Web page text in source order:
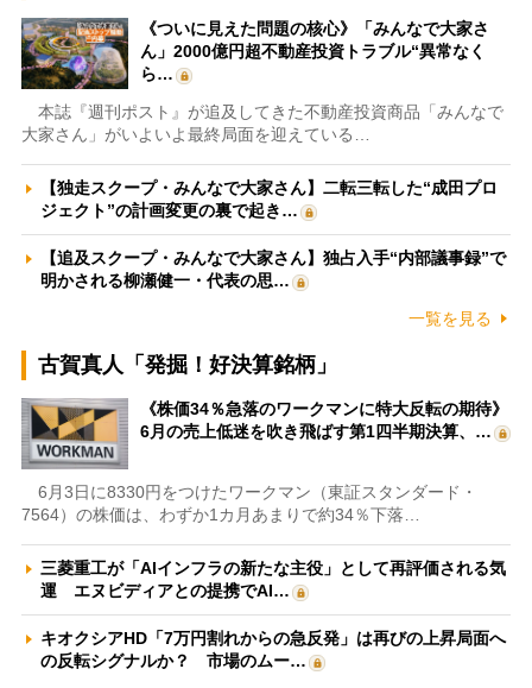
《ついに見えた問題の核心》「みんなで大家さ
ん」2000億円超不動産投資トラブル“異常なく
ら…
本誌『週刊ポスト』が追及してきた不動産投資商品「みんなで
大家さん」がいよいよ最終局面を迎えている…
【独走スクープ・みんなで大家さん】二転三転した“成田プロ
ジェクト”の計画変更の裏で起き…
【追及スクープ・みんなで大家さん】独占入手“内部議事録”で
明かされる柳瀬健一・代表の思…
一覧を見る
古賀真人「発掘！好決算銘柄」
《株価34％急落のワークマンに特大反転の期待》
6月の売上低迷を吹き飛ばす第1四半期決算、…
6月3日に8330円をつけたワークマン（東証スタンダード・
7564）の株価は、わずか1カ月あまりで約34％下落…
三菱重工が「AIインフラの新たな主役」として再評価される気
運 エヌビディアとの提携でAI…
キオクシアHD「7万円割れからの急反発」は再びの上昇局面へ
の反転シグナルか？ 市場のムー…